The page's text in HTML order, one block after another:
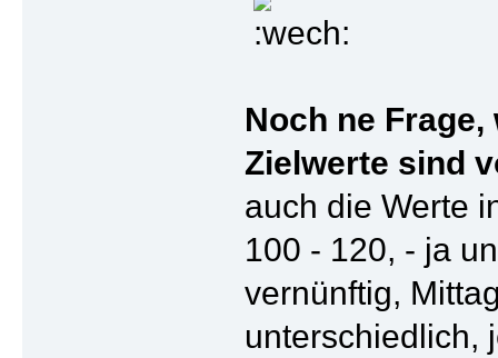
Noch ne
Zielwerte sind
auch die Werte
100 - 120, - ja
vernünftig,
unterschiedlich,